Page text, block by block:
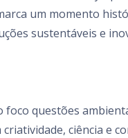
um momento
sustentáveis e
questões
ciência e